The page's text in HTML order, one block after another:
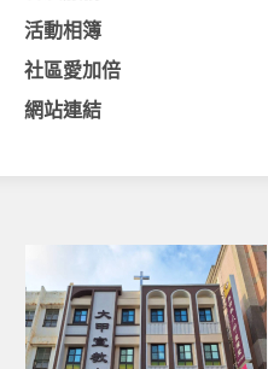
基督教論壇報
豐盛國際事工 – AIM
作伙來聽上帝的話
活動相簿
社區愛加倍
網站連結